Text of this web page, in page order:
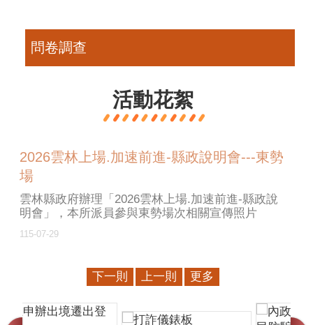
問卷調查
活動花絮
2026雲林上場.加速前進-縣政說明會---東勢
場
115-07-29
雲林縣政府辦理「2026雲林上場.加速前進-縣政說
明會」，本所派員參與東勢場次相關宣傳照片
下一則 上一則 更多